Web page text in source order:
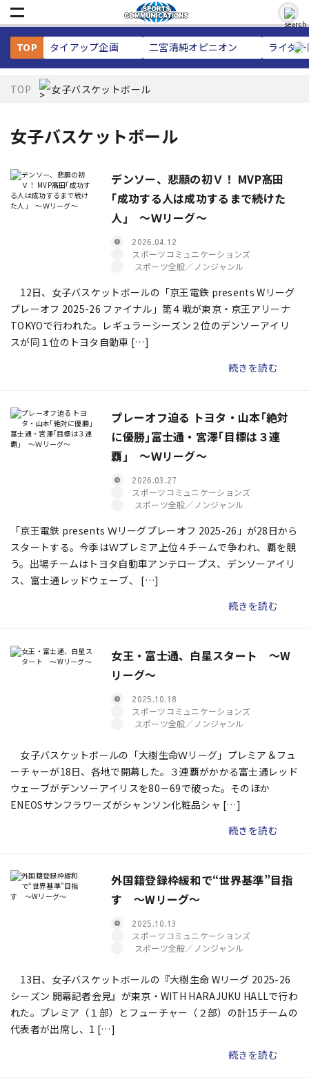
TOP タイアップ企画 二宮清純オピニオン ライタ
TOP 女子バスケットボール
女子バスケットボール
デンソー、悲願の初Ｖ！ MVP髙田
｢成功する人は成功するまで続けた
人｣ ～Ｗリーグ～
2026.04.12
スポーツコミュニケーションズ
スポーツ全般／ノンジャンル
12日、女子バスケットボールの「京王電鉄 presents Wリーグ
プレーオフ 2025-26 ファイナル」第４戦が東京・京王アリーナ
TOKYOで行われた。レギュラーシーズン２位のデンソーアイリ
スが同１位のトヨタ自動車 […]
続きを読む
プレーオフ迫る トヨタ・山本｢絶対
に優勝｣富士通・宮澤｢目標は３連
覇｣ ～Ｗリーグ～
2026.03.27
スポーツコミュニケーションズ
スポーツ全般／ノンジャンル
「京王電鉄 presents Ｗリーグプレーオフ 2025-26」が28日から
スタートする。今季はＷプレミア上位４チームで争われ、覇を競
う。出場チームはトヨタ自動車アンテロープス、デンソーアイリ
ス、富士通レッドウェーブ、 […]
続きを読む
女王・富士通、白星スタート ～W
リーグ～
2025.10.18
スポーツコミュニケーションズ
スポーツ全般／ノンジャンル
女子バスケットボールの「大樹生命Ｗリーグ」プレミア＆フュ
ーチャーが18日、各地で開幕した。３連覇がかかる富士通レッド
ウェーブがデンソーアイリスを80－69で破った。そのほか
ENEOSサンフラワーズがシャンソン化粧品シャ […]
続きを読む
外国籍登録枠緩和で“世界基準”目指
す 〜Wリーグ〜
2025.10.13
スポーツコミュニケーションズ
スポーツ全般／ノンジャンル
13日、女子バスケットボールの『大樹生命 Wリーグ 2025-26
シーズン 開幕記者会見』が東京・WITH HARAJUKU HALLで行わ
れた。プレミア（１部）とフューチャー（２部）の計15チームの
代表者が出席し、1 […]
続きを読む